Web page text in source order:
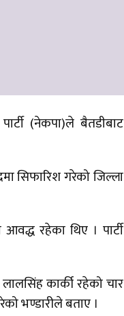
(नेकपा)ले बैतडीबाट
सिफारिश गरेको जिल्ला
रहेका थिए । पार्टी
लालसिंह कार्की रहेको चार
भण्डारीले बताए ।